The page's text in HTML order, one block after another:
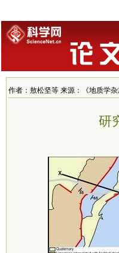
作者：敖松坚等 来源：《地质学杂
研